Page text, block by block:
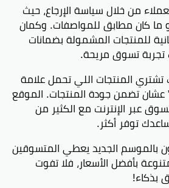
من خلال سياسة الإرجاع، حيث
ما كان مطابق للمواصفات. وكمان
للمنتجات المشمولة بضمانات
تسوق مريحة.
المنتجات اللي تحمل علامة
تضمن جودة المنتجات. الموقع
عبر الإنترنت مع الكثير من
توفر أكثر.
بالموسم الجديد يعطي المتسوقين
بأفضل الأسعار، فلا تفوت
بذكاء!